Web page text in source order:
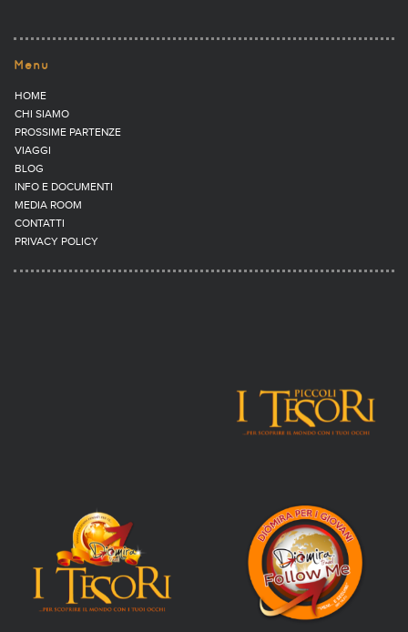
Menu
HOME
CHI SIAMO
PROSSIME PARTENZE
VIAGGI
BLOG
INFO E DOCUMENTI
MEDIA ROOM
CONTATTI
PRIVACY POLICY